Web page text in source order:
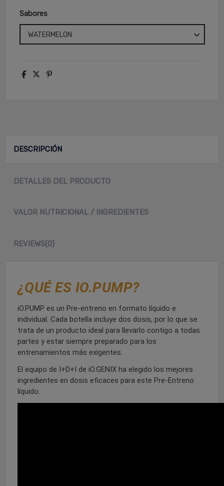
Sabores
DESCRIPCIÓN
DETALLES DEL PRODUCTO
VALOR NUTRICIONAL / INGREDIENTES
REVIEWS(0)
¿QUÉ ES IO.PUMP?
iO.PUMP es un Pre-entreno en formato líquido e
individual. Cada botella incluye dos dosis, por lo que se
trata de un producto ideal para llevarlo contigo a todas
partes y estar siempre preparado para los
entrenamientos más exigentes.
El equipo de I+D+I de iO.GENIX ha elegido los mejores
ingredientes en dosis eficaces para este Pre-Entreno
líquido.